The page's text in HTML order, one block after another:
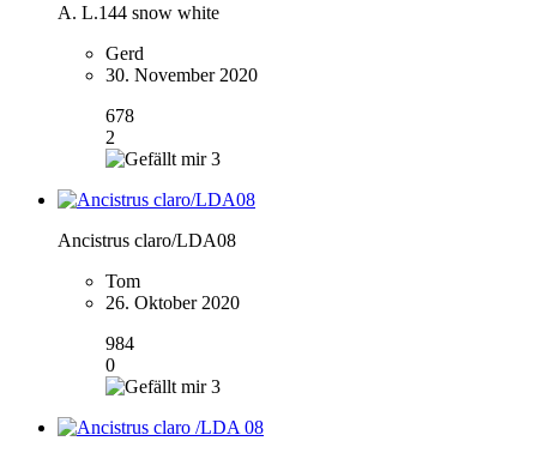
A. L.144 snow white
Gerd
30. November 2020
678
2
3
Ancistrus claro/LDA08
Tom
26. Oktober 2020
984
0
3